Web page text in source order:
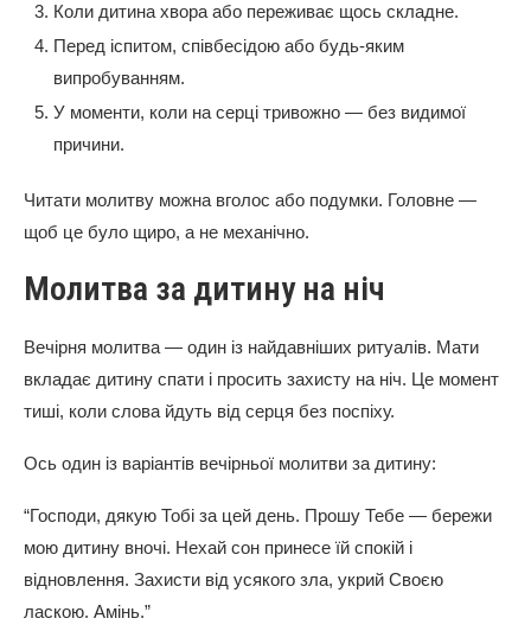
Коли дитина хвора або переживає щось складне.
Перед іспитом, співбесідою або будь-яким
випробуванням.
У моменти, коли на серці тривожно — без видимої
причини.
Читати молитву можна вголос або подумки. Головне —
щоб це було щиро, а не механічно.
Молитва за дитину на ніч
Вечірня молитва — один із найдавніших ритуалів. Мати
вкладає дитину спати і просить захисту на ніч. Це момент
тиші, коли слова йдуть від серця без поспіху.
Ось один із варіантів вечірньої молитви за дитину:
“Господи, дякую Тобі за цей день. Прошу Тебе — бережи
мою дитину вночі. Нехай сон принесе їй спокій і
відновлення. Захисти від усякого зла, укрий Своєю
ласкою. Амінь.”